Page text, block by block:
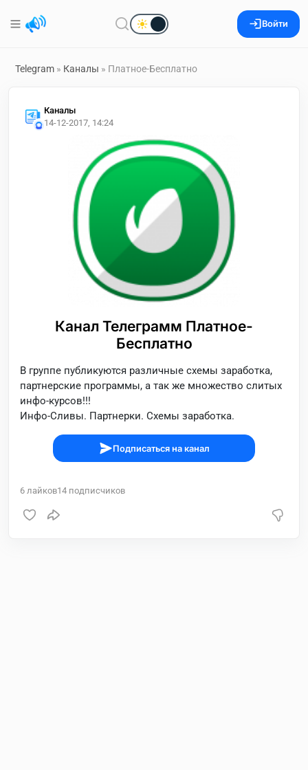
Войти
Telegram » Каналы » Платное-Бесплатно
Каналы
14-12-2017, 14:24
Канал Телеграмм Платное-
Бесплатно
В группе публикуются различные схемы заработка,
партнерские программы, а так же множество слитых
инфо-курсов!!!
Инфо-Сливы. Партнерки. Схемы заработка.
Подписаться на канал
6 лайков14 подписчиков